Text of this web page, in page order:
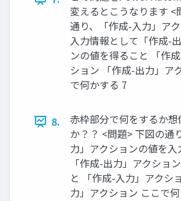
変えるとこうなります <
通り、「作成-入力」ア
入力情報として「作成-
ンの値を得ること 「作
ション 「作成-出力」ア
で何かする 7
8.
赤枠部分で何をするか
か？？ <問題> 下図の通
力」アクションの値を入
「作成-出力」アクショ
と 「作成-入力」アクシ
力」アクション ここで